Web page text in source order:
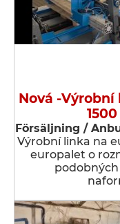
Nová -
Försäljning /
Výrobní linka na
europalet o